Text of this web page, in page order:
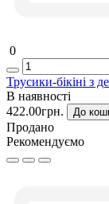
0
Трусики-бікіні з
В наявності
422.00грн.
До
Продано
Рекомендуємо